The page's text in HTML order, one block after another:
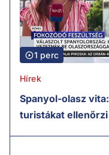
1 perc
Hírek
Spanyol-olasz
turistákat